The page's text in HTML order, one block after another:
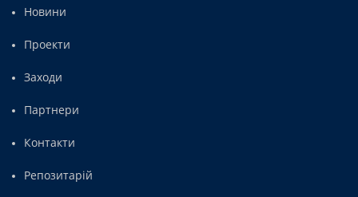
Новини
Проекти
Заходи
Партнери
Контакти
Репозитарій